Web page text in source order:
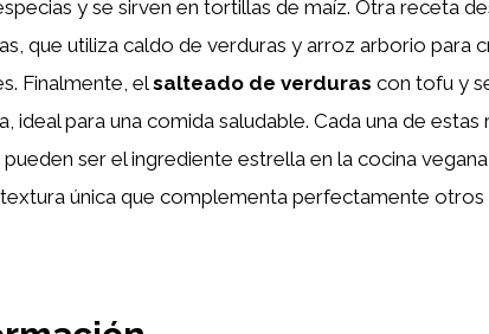
y se sirven en tortillas de maíz. Otra receta
que utiliza caldo de verduras y arroz arborio para
Finalmente, elsalteado de verduras con tofu y
ideal para una comida saludable. Cada una de
ser el ingrediente estrella en la cocina
textura única que complementa perfectamente otros